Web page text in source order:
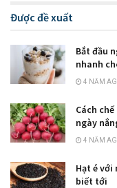
Được đề xuất
Bắt đầu
nhanh
4 NĂM
Cách
ngày
4 NĂM
Hạt é với
biết tới